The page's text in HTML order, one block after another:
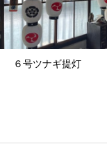
６号ツナギ提灯